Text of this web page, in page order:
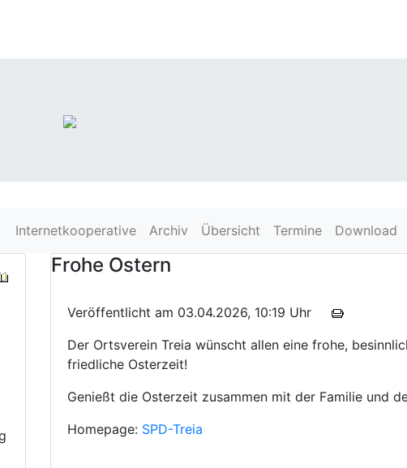
Internetkooperative Archiv Übersicht Termine Download
Frohe Ostern
Veröffentlicht am 03.04.2026, 10:19 Uhr
Der Ortsverein Treia wünscht allen eine frohe,
friedliche Osterzeit!
Genießt die Osterzeit zusammen mit der Familie und
Homepage: SPD-Treia